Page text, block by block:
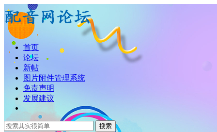
首页
论坛
新帖
图片附件管理系统
免责声明
发展建议
搜索